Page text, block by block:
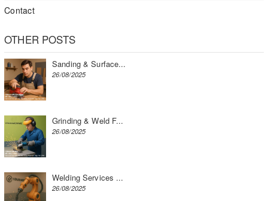
Contact
OTHER POSTS
Sanding & Surface...
26/08/2025
Grinding & Weld F...
26/08/2025
Welding Services ...
26/08/2025